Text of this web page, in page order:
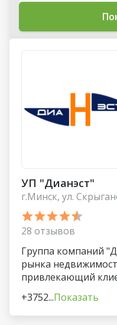
УП "Дианэст"
г.Минск, ул.
28 отзывов
Группа компаний
рынка
привлекающий
качества.
позицию на рынке,
+3752...Показать